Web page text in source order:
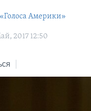
Америки»
2017 12:50